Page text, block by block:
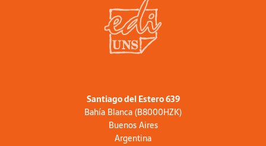
Santiago del Estero 639
Bahía Blanca (B8000HZK)
Buenos Aires
Argentina